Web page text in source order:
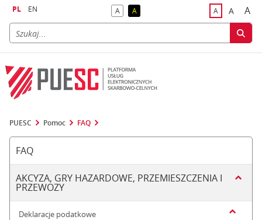
PL EN Akontrast domyślny
Akontrast żółty tekst na czarnym tle
Adomyślna
A A
PUESC Pomoc FAQ
FAQ
AKCYZA, GRY HAZARDOWE, PRZEMIESZCZENIA I
PRZEWOZY
Deklaracje podatkowe